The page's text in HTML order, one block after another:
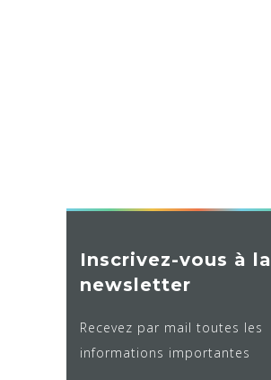
Inscrivez-vous à la
newsletter
Recevez par mail toutes les
informations importantes